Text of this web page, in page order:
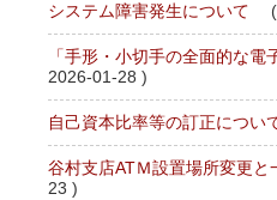
システム障害発生について (
「手形・小切手の全面的な
2026-01-28 )
自己資本比率等の訂正につい
谷村支店ATＭ設置場所変更と
23 )